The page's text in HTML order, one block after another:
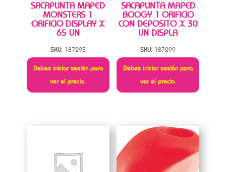
SACAPUNTA MAPED
MONSTERS 1
ORIFICIO DISPLAY X
65 UN
SKU: 187295
Debes iniciar sesión para
ver el precio.
SACAPUNTA MAPED
BOOGY 1 ORIFICIO
CON DEPOSITO X 30
UN DISPLA
SKU: 187299
Debes iniciar sesión para
ver el precio.